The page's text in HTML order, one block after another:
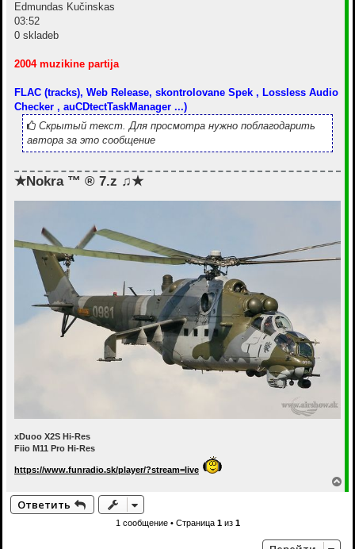
Edmundas Kučinskas
03:52
0 skladeb
2004 muzikine partija
FLAC (tracks), Web Release, skontrolovane Spek , Lossless Audio
Checker , auCDtectTaskManager ...)
Скрытый текст. Для просмотра нужно поблагодарить
автора за это сообщение
★Nokra ™ ® 7.z ♫★
xDuoo X2S Hi-Res
Fiio M11 Pro Hi-Res
https://www.funradio.sk/player/?stream=live
е
Ответить
1 сообщение • Страница 1из 1